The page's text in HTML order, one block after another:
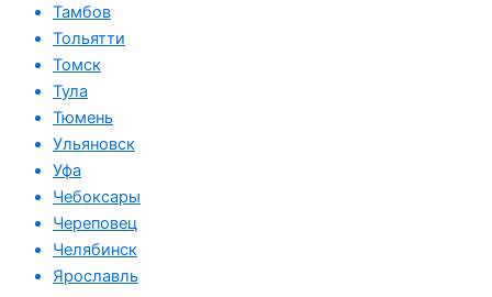
Тамбов
Тольятти
Томск
Тула
Тюмень
Ульяновск
Уфа
Чебоксары
Череповец
Челябинск
Ярославль